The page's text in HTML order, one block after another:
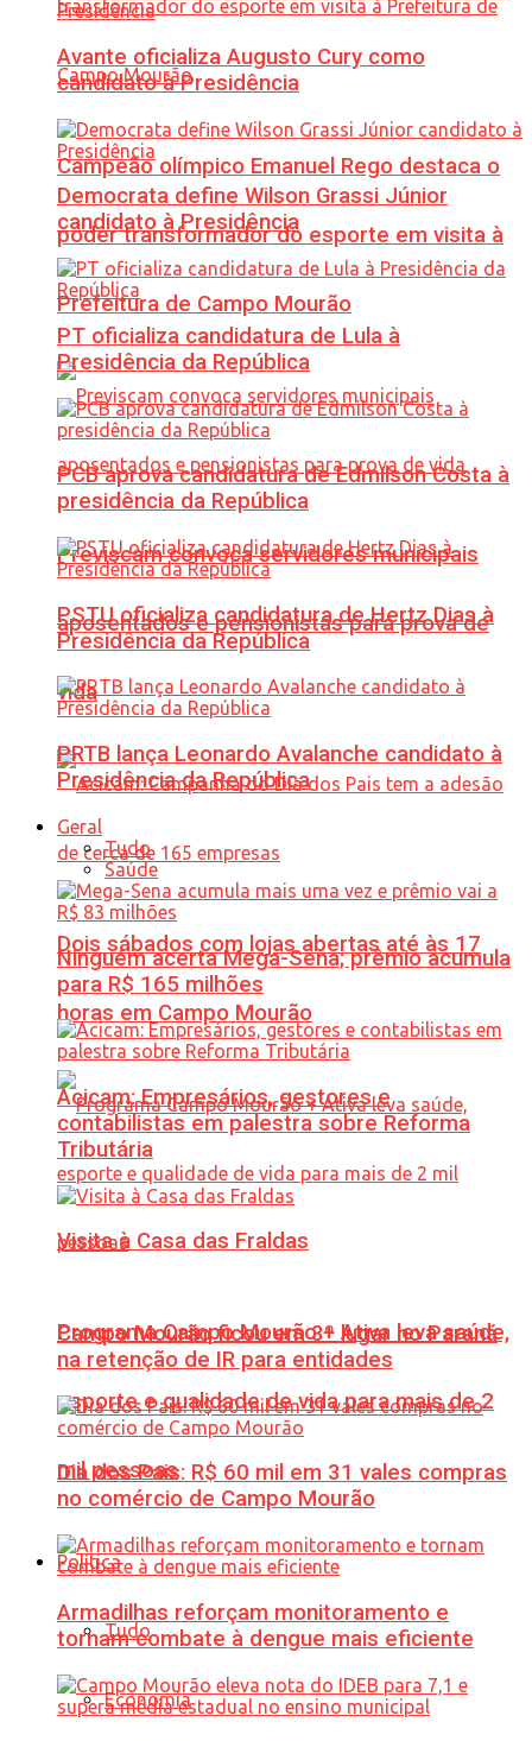
Campeão olímpico Emanuel Rego destaca o
poder transformador do esporte em visita à
Prefeitura de Campo Mourão
Previscam convoca servidores municipais
aposentados e pensionistas para prova de
vida
Dois sábados com lojas abertas até às 17
horas em Campo Mourão
Programa Campo Mourão + Ativa leva saúde,
esporte e qualidade de vida para mais de 2
mil pessoas
Política
Tudo
Economia
Avante oficializa Augusto Cury como
candidato à Presidência
Democrata define Wilson Grassi Júnior
candidato à Presidência
PT oficializa candidatura de Lula à
Presidência da República
PCB aprova candidatura de Edmilson Costa à
presidência da República
PSTU oficializa candidatura de Hertz Dias à
Presidência da República
PRTB lança Leonardo Avalanche candidato à
Presidência da República
Geral
Tudo
Saúde
Ninguém acerta Mega-Sena; prêmio acumula
para R$ 165 milhões
Acicam: Empresários, gestores e
contabilistas em palestra sobre Reforma
Tributária
Visita à Casa das Fraldas
Campo Mourão ficou em 3º lugar no Paraná
na retenção de IR para entidades
Dia dos Pais: R$ 60 mil em 31 vales compras
no comércio de Campo Mourão
Armadilhas reforçam monitoramento e
tornam combate à dengue mais eficiente